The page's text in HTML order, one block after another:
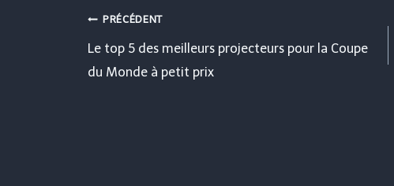
Navigation
de
PRÉCÉDENT
Le top 5 des meilleurs projecteurs pour la Coupe
du Monde à petit prix